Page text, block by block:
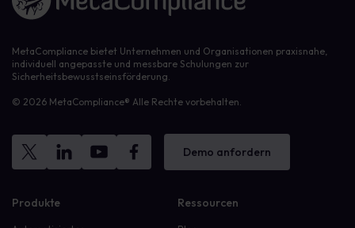
MetaCompliance bietet Unternehmen und Organisationen praxisnahe,
individuell angepasste und messbare Schulungen zur
Sicherheitsbewusstseinsförderung.
© 2026 MetaCompliance® Alle Rechte vorbehalten.
Demo anfordern
Produkte Ressourcen